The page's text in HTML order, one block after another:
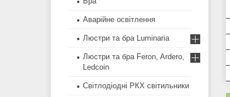
Аварійне освітлення
Люстри та бра Luminaria
Люстри та бра Feron, Ardero,
Ledcoin
Світлодіодні РКХ світильники